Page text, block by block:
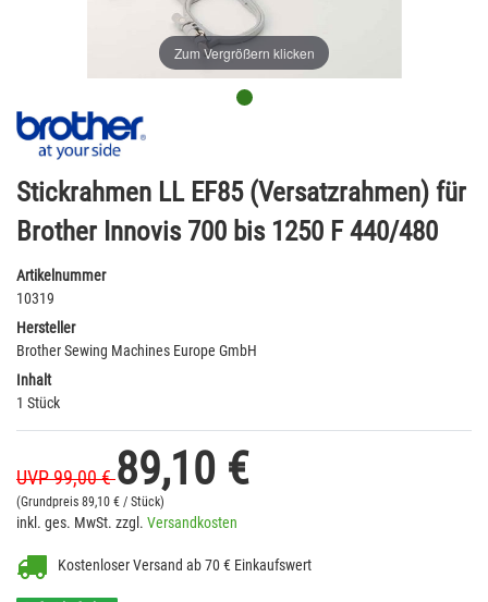
Zum Vergrößern klicken
Stickrahmen LL EF85 (Versatzrahmen) für
Brother Innovis 700 bis 1250 F 440/480
Artikelnummer
10319
Hersteller
Brother Sewing Machines Europe GmbH
Inhalt
1 Stück
UVP 99,00 €89,10 €
(Grundpreis 89,10 € / Stück)
inkl. ges. MwSt. zzgl. Versandkosten
Kostenloser Versand ab 70 € Einkaufswert